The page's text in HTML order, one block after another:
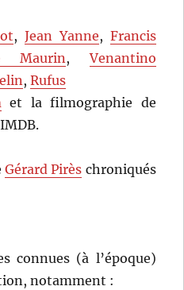
, Jean Yanne, Francis
Maurin,Venantino
,Rufus
et la filmographie de
Gérard Pirès chroniqués
connues (à l’époque)
notamment :